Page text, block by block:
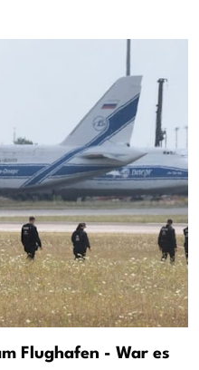
Flughafen - War es